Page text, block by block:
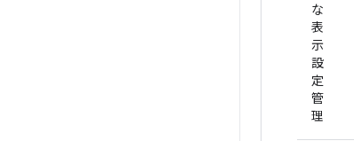
な
表
示
設
定
管
理